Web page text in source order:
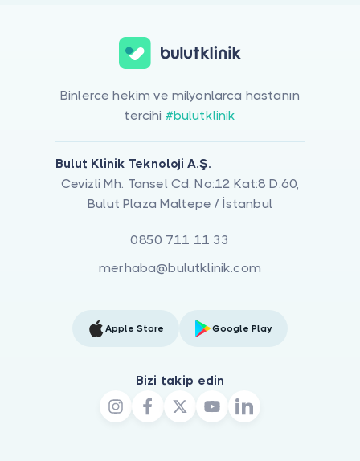
Binlerce hekim ve milyonlarca hastanın
tercihi #bulutklinik
Bulut Klinik Teknoloji A.Ş.
Cevizli Mh. Tansel Cd. No:12 Kat:8 D:60,
Bulut Plaza Maltepe / İstanbul
0850 711 11 33
merhaba@bulutklinik.com
Apple Store Google Play
Bizi takip edin